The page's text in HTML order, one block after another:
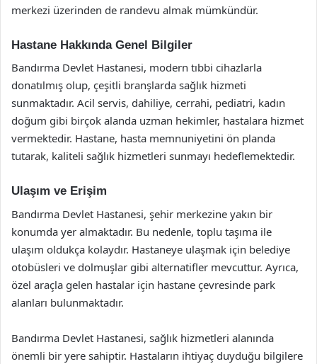
merkezi üzerinden de randevu almak mümkündür.
Hastane Hakkında Genel Bilgiler
Bandırma Devlet Hastanesi, modern tıbbi cihazlarla
donatılmış olup, çeşitli branşlarda sağlık hizmeti
sunmaktadır. Acil servis, dahiliye, cerrahi, pediatri, kadın
doğum gibi birçok alanda uzman hekimler, hastalara hizmet
vermektedir. Hastane, hasta memnuniyetini ön planda
tutarak, kaliteli sağlık hizmetleri sunmayı hedeflemektedir.
Ulaşım ve Erişim
Bandırma Devlet Hastanesi, şehir merkezine yakın bir
konumda yer almaktadır. Bu nedenle, toplu taşıma ile
ulaşım oldukça kolaydır. Hastaneye ulaşmak için belediye
otobüsleri ve dolmuşlar gibi alternatifler mevcuttur. Ayrıca,
özel araçla gelen hastalar için hastane çevresinde park
alanları bulunmaktadır.
Bandırma Devlet Hastanesi, sağlık hizmetleri alanında
önemli bir yere sahiptir. Hastaların ihtiyaç duyduğu bilgilere